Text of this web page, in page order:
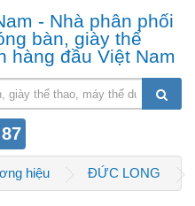
- Nhà phân phối
bàn, giày thể
hàng đầu Việt Nam
hiệu ĐỨC LONG